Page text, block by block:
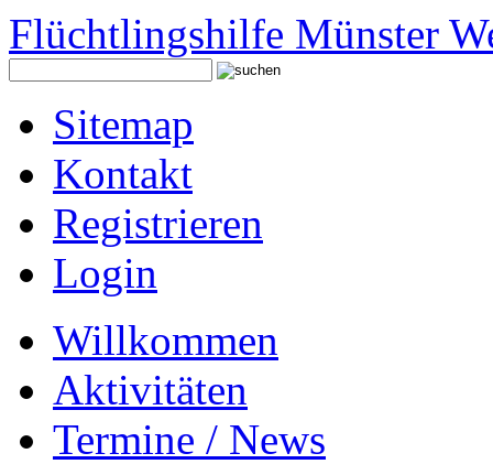
Flüchtlingshilfe Münster
Sitemap
Kontakt
Registrieren
Login
Willkommen
Aktivitäten
Termine / News